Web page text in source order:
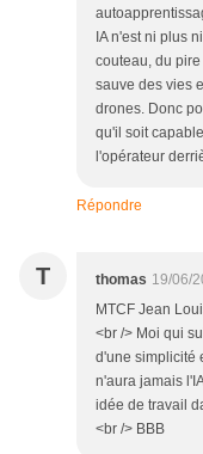
IA n'est ni plus
couteau, du
sauve des vies
drones. Donc
qu'il soit
l'opérateur
Répondre
T thomas 19/06/
MTCF Jean
<br /> Moi qui
d'une simplicité
n'aura jamais
idée de travail
<br /> BBB